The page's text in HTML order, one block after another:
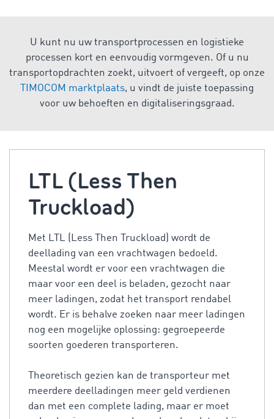
U kunt nu uw transportprocessen en logistieke
processen kort en eenvoudig vormgeven. Of u nu
transportopdrachten zoekt, uitvoert of vergeeft, op onze
TIMOCOM marktplaats, u vindt de juiste toepassing
voor uw behoeften en digitaliseringsgraad.
LTL (Less Then
Truckload)
Met LTL (Less Then Truckload) wordt de
deellading van een vrachtwagen bedoeld.
Meestal wordt er voor een vrachtwagen die
maar voor een deel is beladen, gezocht naar
meer ladingen, zodat het transport rendabel
wordt. Er is behalve zoeken naar meer ladingen
nog een mogelijke oplossing: gegroepeerde
soorten goederen transporteren.
Theoretisch gezien kan de transporteur met
meerdere deelladingen meer geld verdienen
dan met een complete lading, maar er moet